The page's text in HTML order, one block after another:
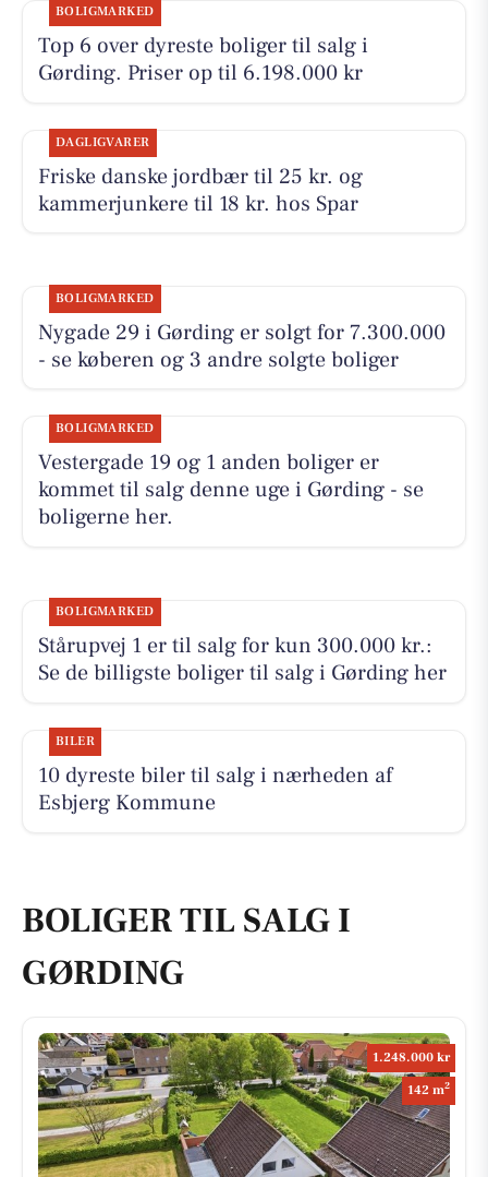
BOLIGMARKED
Top 6 over dyreste boliger til salg i
Gørding. Priser op til 6.198.000 kr
DAGLIGVARER
Friske danske jordbær til 25 kr. og
kammerjunkere til 18 kr. hos Spar
BOLIGMARKED
Nygade 29 i Gørding er solgt for 7.300.000
- se køberen og 3 andre solgte boliger
BOLIGMARKED
Vestergade 19 og 1 anden boliger er
kommet til salg denne uge i Gørding - se
boligerne her.
BOLIGMARKED
Stårupvej 1 er til salg for kun 300.000 kr.:
Se de billigste boliger til salg i Gørding her
BILER
10 dyreste biler til salg i nærheden af
Esbjerg Kommune
BOLIGER TIL SALG I
GØRDING
1.248.000 kr
142 m2